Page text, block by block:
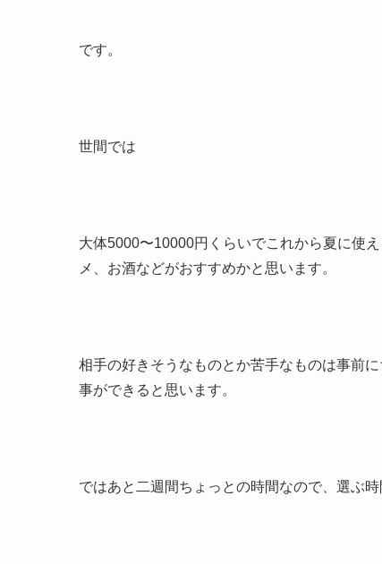
です。
世間では
大体5000〜10000円くらいでこれから夏に使
メ、お酒などがおすすめかと思います。
相手の好きそうなものとか苦手なものは事前
事ができると思います。
ではあと二週間ちょっとの時間なので、選ぶ